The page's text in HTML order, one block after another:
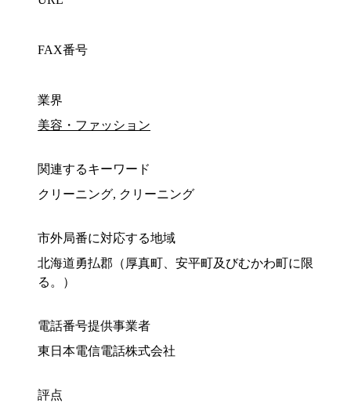
FAX番号
業界
美容・ファッション
関連するキーワード
クリーニング, クリーニング
市外局番に対応する地域
北海道勇払郡（厚真町、安平町及びむかわ町に限
る。）
電話番号提供事業者
東日本電信電話株式会社
評点